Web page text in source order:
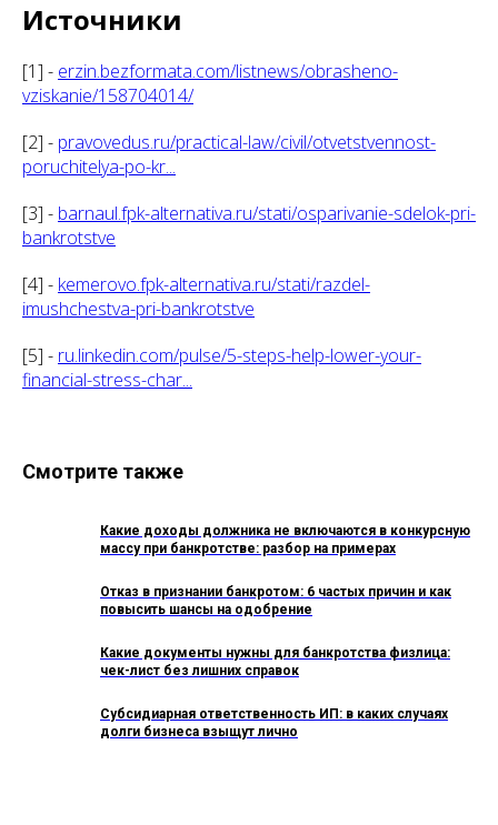
Источники
[1] - erzin.bezformata.com/listnews/obrasheno-
vziskanie/158704014/
[2] - pravovedus.ru/practical-law/civil/otvetstvennost-
poruchitelya-po-kr...
[3] - barnaul.fpk-alternativa.ru/stati/osparivanie-sdelok-pri-
bankrotstve
[4] - kemerovo.fpk-alternativa.ru/stati/razdel-
imushchestva-pri-bankrotstve
[5] - ru.linkedin.com/pulse/5-steps-help-lower-your-
financial-stress-char...
Смотрите также
Какие доходы должника не включаются в конкурсную
массу при банкротстве: разбор на примерах
Отказ в признании банкротом: 6 частых причин и как
повысить шансы на одобрение
Какие документы нужны для банкротства физлица:
чек-лист без лишних справок
Субсидиарная ответственность ИП: в каких случаях
долги бизнеса взыщут лично